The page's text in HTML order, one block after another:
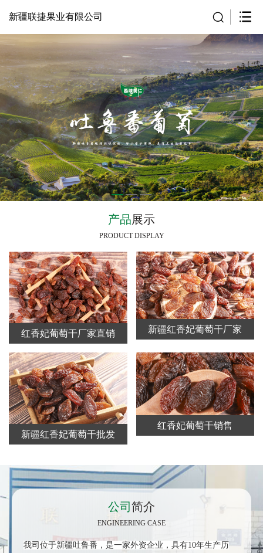
新疆联捷果业有限公司
产品展示
PRODUCT DISPLAY
红香妃葡萄干厂家直销 新疆红香妃葡萄干厂家
新疆红香妃葡萄干批发
红香妃葡萄干销售
公司 简介
ENGINEERING CASE
我司位于新疆吐鲁番，是一家外资企业，具有10年生产历